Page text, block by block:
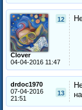
12
Clover
04-04-2016 11:47
drdoc1970
13
07-04-2016
21:51